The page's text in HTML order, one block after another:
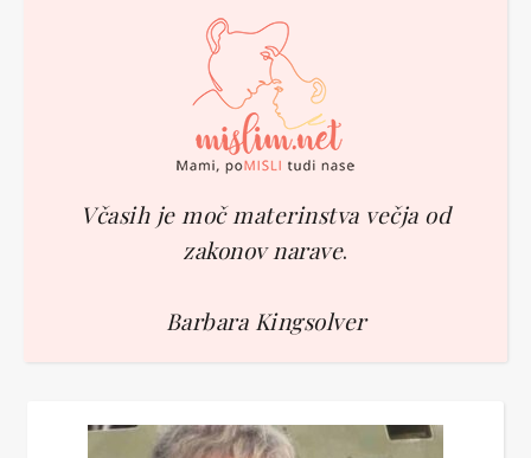
Včasih je moč materinstva večja od
zakonov narave.
Barbara Kingsolver